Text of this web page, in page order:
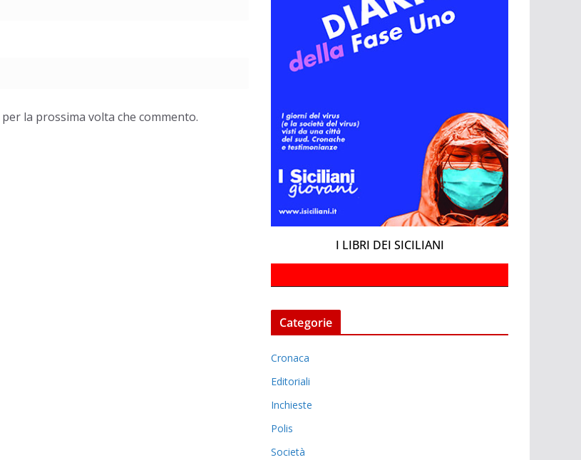
la prossima volta che commento.
I LIBRI DEI SICILIANI
Categorie
Cronaca
Editoriali
Inchieste
Polis
Società